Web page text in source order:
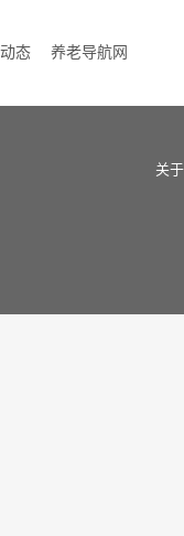
态 养老导航网
关